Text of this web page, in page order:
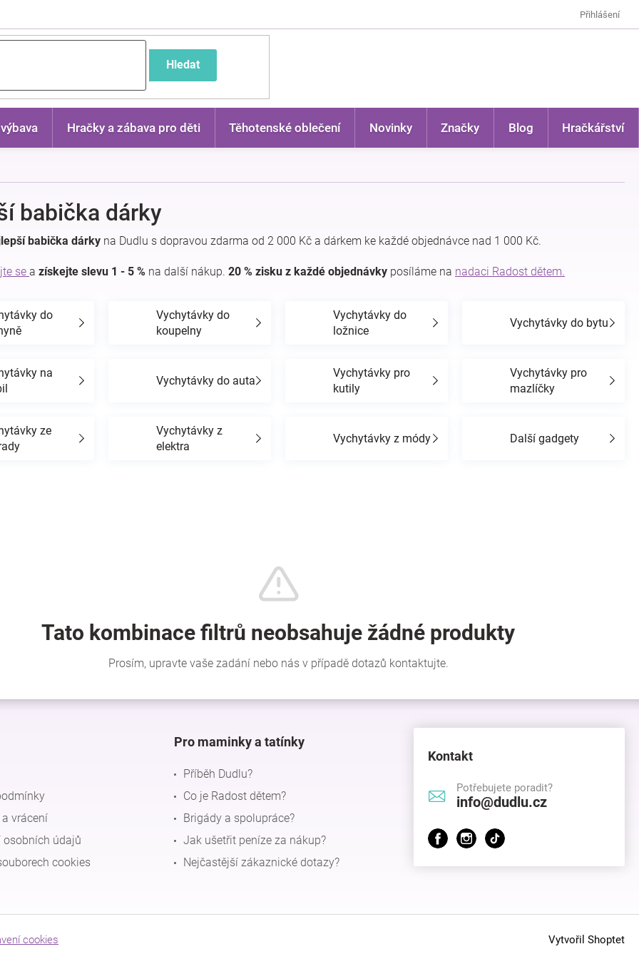
Přihlášení
Hledat
Hračky a zábava pro děti Těhotenské oblečení Novinky Značky Blog Hračkářství
babička dárky
babička dárky na Dudlu s dopravou zdarma od 2 000 Kč a dárkem ke každé objednávce nad 1 000 Kč.
se a získejte slevu 1 - 5 % na další nákup. 20 % zisku z každé objednávky posíláme na nadaci Radost dětem.
do
Vychytávky do
koupelny
Vychytávky do
ložnice
Vychytávky do bytu
na
Vychytávky do auta
Vychytávky pro
kutily
Vychytávky pro
mazlíčky
ze
Vychytávky z
elektra
Vychytávky z módy Další gadgety
vrácení
osobních údajů
cookies
Pro maminky a tatínky
Příběh Dudlu?
Co je Radost dětem?
Brigády a spolupráce?
Jak ušetřit peníze za nákup?
Nejčastější zákaznické dotazy?
Kontakt
Potřebujete poradit?
info@dudlu.cz
Vytvořil Shoptet
cookies